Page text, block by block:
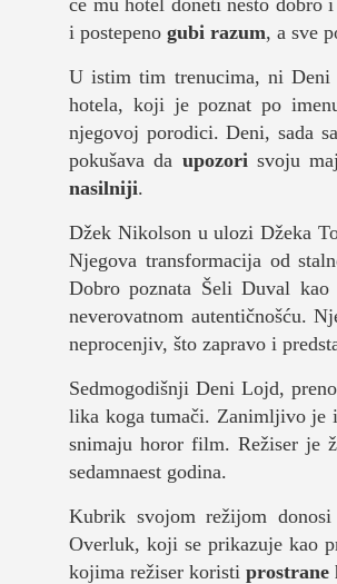
će mu hotel doneti nešto dobro
i postepeno gubi razum, a sve
U istim tim trenucima, ni Deni
hotela, koji je poznat po
njegovoj porodici. Deni, sada
pokušava da upozorisvoju
nasilniji.
Džek Nikolson u ulozi Džeka
Njegova transformacija od
Dobro poznata Šeli Duval kao
neverovatnom autentičnošću.
neprocenjiv, što zapravo i
Sedmogodišnji Deni Lojd,
lika koga tumači. Zanimljivo je
snimaju horor film. Režiser je
sedamnaest godina.
Kubrik svojom režijom
Overluk, koji se prikazuje kao
kojima režiser koristiprostrane